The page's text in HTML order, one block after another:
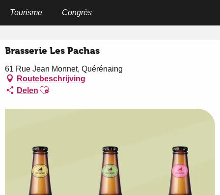
Tourisme Congrès
Brasserie Les Pachas
61 Rue Jean Monnet, Quérénaing
Routebeschrijving
Delen Ajouter aux favoris